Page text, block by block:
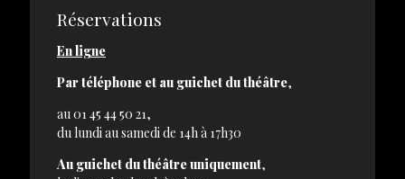
Réservations
En ligne
Par téléphone et au guichet du théâtre,
au 01 45 44 50 21,
du lundi au samedi de 14h à 17h30
Au guichet du théâtre uniquement,